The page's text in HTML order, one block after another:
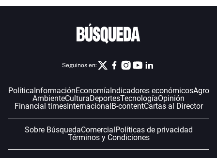
Seguinos en:
PolíticaInformaciónEconomíaIndicadores económicosAgro
AmbienteCulturaDeportesTecnologíaOpinión
Financial timesInternacionalB-contentCartas al Director
Sobre BúsquedaComercialPolíticas de privacidad
Términos y Condiciones